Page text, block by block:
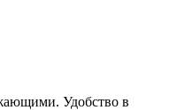
Удобство в